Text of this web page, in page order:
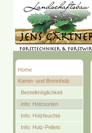
Home
Kamin- und Brennholz
Bestellmöglichkeit
Info: Holzsorten
Info: Holzfeuchte
Info: Holz-Pellets